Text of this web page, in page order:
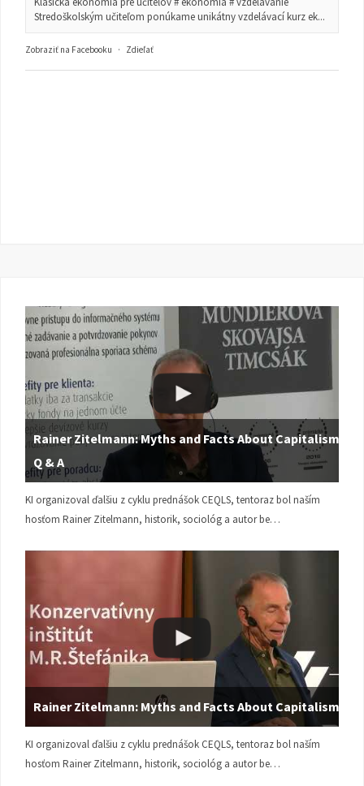
Stredoškolským učiteľom ponúkame unikátny vzdelávací kurz ek...
Zobraziť na Facebooku · Zdieľať
Rainer Zitelmann: Myths and Facts About Capitalism |
Q & A
KI organizoval ďalšiu z cyklu prednášok CEQLS, tentoraz bol naším
hosťom Rainer Zitelmann, historik, sociológ a autor be…
Rainer Zitelmann: Myths and Facts About Capitalism
KI organizoval ďalšiu z cyklu prednášok CEQLS, tentoraz bol naším
hosťom Rainer Zitelmann, historik, sociológ a autor be…